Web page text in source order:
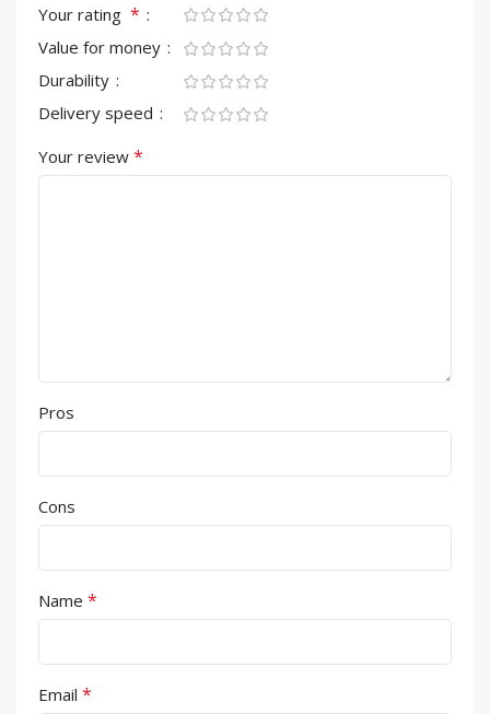
Your rating *
Value for money
Durability
Delivery speed
Your review *
Pros
Cons
Name *
Email *